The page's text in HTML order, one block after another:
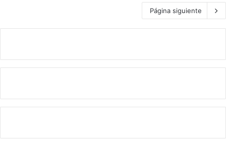
Página siguiente